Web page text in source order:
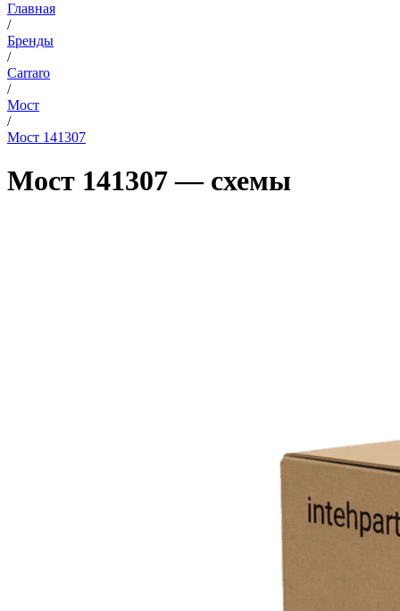
Главная
/
Бренды
/
Carraro
/
Мост
/
Мост 141307
Мост 141307 — схемы